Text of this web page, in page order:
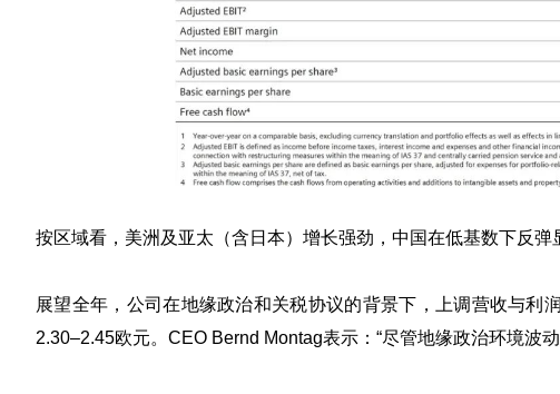
按区域看，美洲及亚太（含日本）增长强劲，中国在低基数下反弹
展望全年，公司在地缘政治和关税协议的背景下，上调营收与利
2.30–2.45欧元。CEO Bernd Montag表示：“尽管地缘政治环境波